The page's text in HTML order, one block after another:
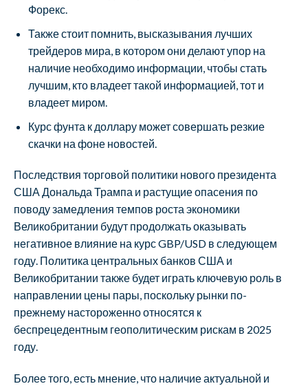
Форекс.
Также стоит помнить, высказывания лучших
трейдеров мира, в котором они делают упор на
наличие необходимо информации, чтобы стать
лучшим, кто владеет такой информацией, тот и
владеет миром.
Курс фунта к доллару может совершать резкие
скачки на фоне новостей.
Последствия торговой политики нового президента
США Дональда Трампа и растущие опасения по
поводу замедления темпов роста экономики
Великобритании будут продолжать оказывать
негативное влияние на курс GBP/USD в следующем
году. Политика центральных банков США и
Великобритании также будет играть ключевую роль в
направлении цены пары, поскольку рынки по-
прежнему настороженно относятся к
беспрецедентным геополитическим рискам в 2025
году.
Более того, есть мнение, что наличие актуальной и